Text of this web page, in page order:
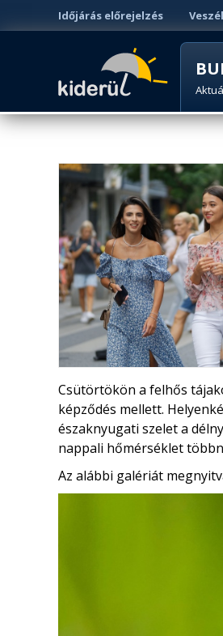
Időjárás előrejelzés
Csütörtökön a felhős
képződés mellett.
északnyugati szelet a
nappali hőmérséklet
Az alábbi galériát